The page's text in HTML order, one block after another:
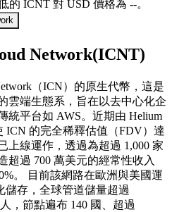
的 ICNT 對 USD 價格為 --。
Network(ICNT)
（ICN）的原生代幣，這是
雲端生態系，旨在以去中心化企
統平台如 AWS。近期由 Helium
ICN 的完全稀釋估值（FDV）達
上線運作，透過為超過 1,000 家
超過 700 萬美元的經常性收入
。 目前該網路在歐洲與美國運
儲存，全球管道儲量超過
，節點遍布 140 國、超過